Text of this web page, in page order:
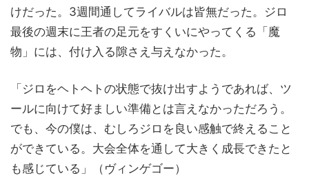
けだった。3週間通してライバルは皆無だった。ジロ
最後の週末に王者の足元をすくいにやってくる「魔
物」には、付け入る隙さえ与えなかった。
「ジロをヘトヘトの状態で抜け出すようであれば、ツ
ールに向けて好ましい準備とは言えなかっただろう。
でも、今の僕は、むしろジロを良い感触で終えること
ができている。大会全体を通して大きく成長できたと
も感じている」（ヴィンゲゴー）